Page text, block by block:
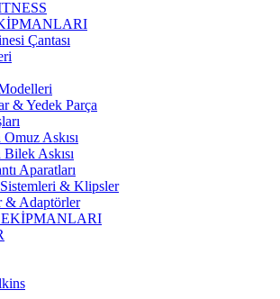
Çantası
& Yedek Parça
Askısı
Askısı
Aparatları
Sistemleri & Klipsler
& Adaptörler